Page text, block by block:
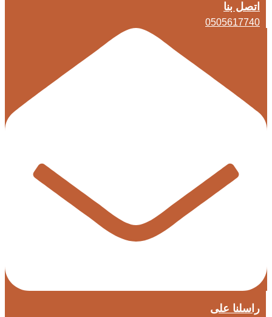
اتصل بنا
0505617740
راسلنا على